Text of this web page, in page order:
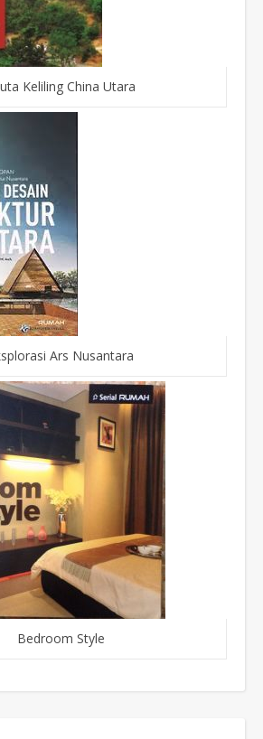
Keliling China Utara
Ars Nusantara
Bedroom Style